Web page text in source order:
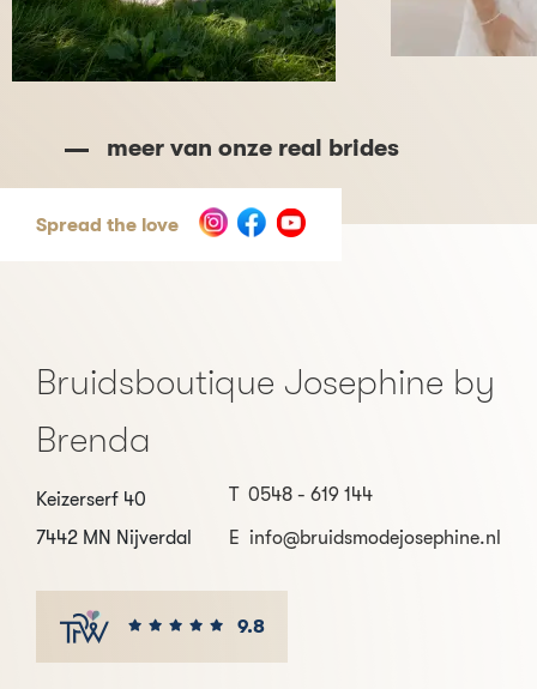
meer van onze real brides
Spread the love
Bruidsboutique Josephine by
Brenda
Keizerserf 40
7442 MN Nijverdal
T 0548 - 619 144
E info@bruidsmodejosephine.nl
9.8